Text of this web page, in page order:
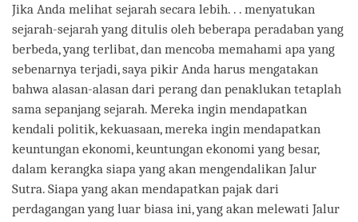
Jika Anda melihat sejarah secara lebih. . . menyatukan
sejarah-sejarah yang ditulis oleh beberapa peradaban yang
berbeda, yang terlibat, dan mencoba memahami apa yang
sebenarnya terjadi, saya pikir Anda harus mengatakan
bahwa alasan-alasan dari perang dan penaklukan tetaplah
sama sepanjang sejarah. Mereka ingin mendapatkan
kendali politik, kekuasaan, mereka ingin mendapatkan
keuntungan ekonomi, keuntungan ekonomi yang besar,
dalam kerangka siapa yang akan mengendalikan Jalur
Sutra. Siapa yang akan mendapatkan pajak dari
perdagangan yang luar biasa ini, yang akan melewati Jalur